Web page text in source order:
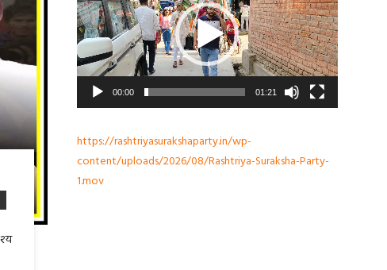
00:00 01:21
https://rashtriyasurakshaparty.in/wp-
content/uploads/2026/08/Rashtriya-Suraksha-Party-
1.mov